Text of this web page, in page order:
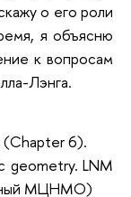
о его роли
я объясню
к вопросам
Лэнга.
(Chapter 6).
geometry. LNM
МЦНМО)